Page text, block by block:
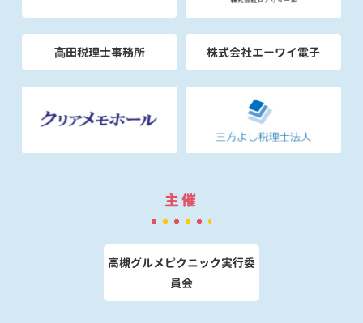
髙田税理士事務所 株式会社エーワイ電子
主催
高槻グルメピクニック実行委
員会